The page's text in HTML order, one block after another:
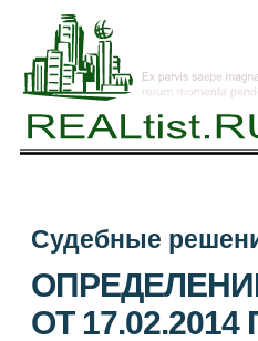
Судебные
ОТ 17.02.2014